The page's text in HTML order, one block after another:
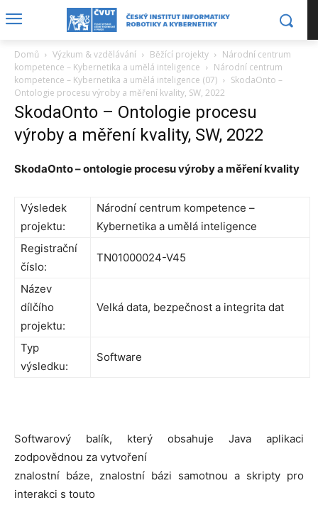
Domů Výzkum & vzdělávání Běžící projekty
Národní centrum
kompetence – Kybernetika a umělá inteligence
Národní centrum
kompetence – Kybernetika a umělá inteligence (07)
SkodaOnto –
Ontologie procesu výroby a měření kvality, SW, 2022
SkodaOnto – Ontologie procesu
výroby a měření kvality, SW, 2022
SkodaOnto – ontologie procesu výroby a měření kvality
Výsledek
projektu:
Národní centrum kompetence –
Kybernetika a umělá inteligence
Registrační
číslo:
TN01000024-V45
Název
dílčího
projektu:
Velká data, bezpečnost a integrita dat
Typ
výsledku:
Software
Softwarový balík, který obsahuje Java aplikaci
zodpovědnou za vytvoření
znalostní báze, znalostní bázi samotnou a skripty pro
interakci s touto